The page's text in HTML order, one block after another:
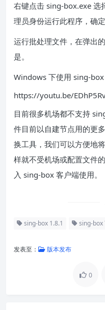
右键点击 sing-box.exe 选
理员身份运行此程序，确定
运行批处理文件，在弹出
是。
Windows 下使用 sing-box
https://youtu.be/
目前很多机场都不支持
件目前以自建节点用的更
换工具，我们可以方便地
样就不受机场或配置文件
入 sing-box 客户端使用。
sing-box 1.8.1 sing-box
发表至： 版本发布
0